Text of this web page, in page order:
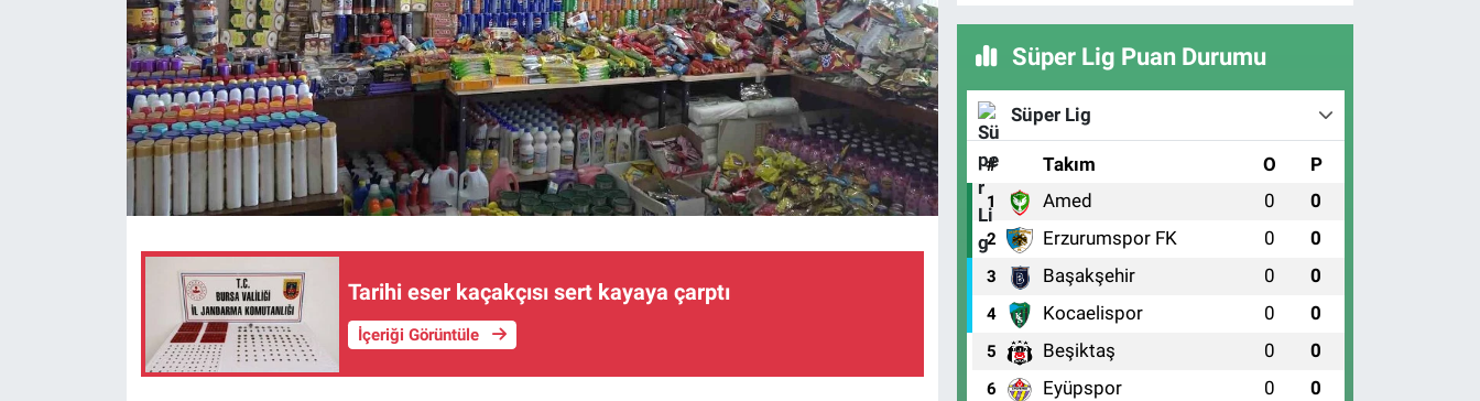
Tarihi eser kaçakçısı sert kayaya çarptı
İçeriği Görüntüle
Süper Lig Puan Durumu
Süper Lig
# Takım O P
1 Amed 0 0
2 Erzurumspor FK 0 0
3 Başakşehir 0 0
4 Kocaelispor 0 0
5 Beşiktaş 0 0
6 Eyüpspor 0 0